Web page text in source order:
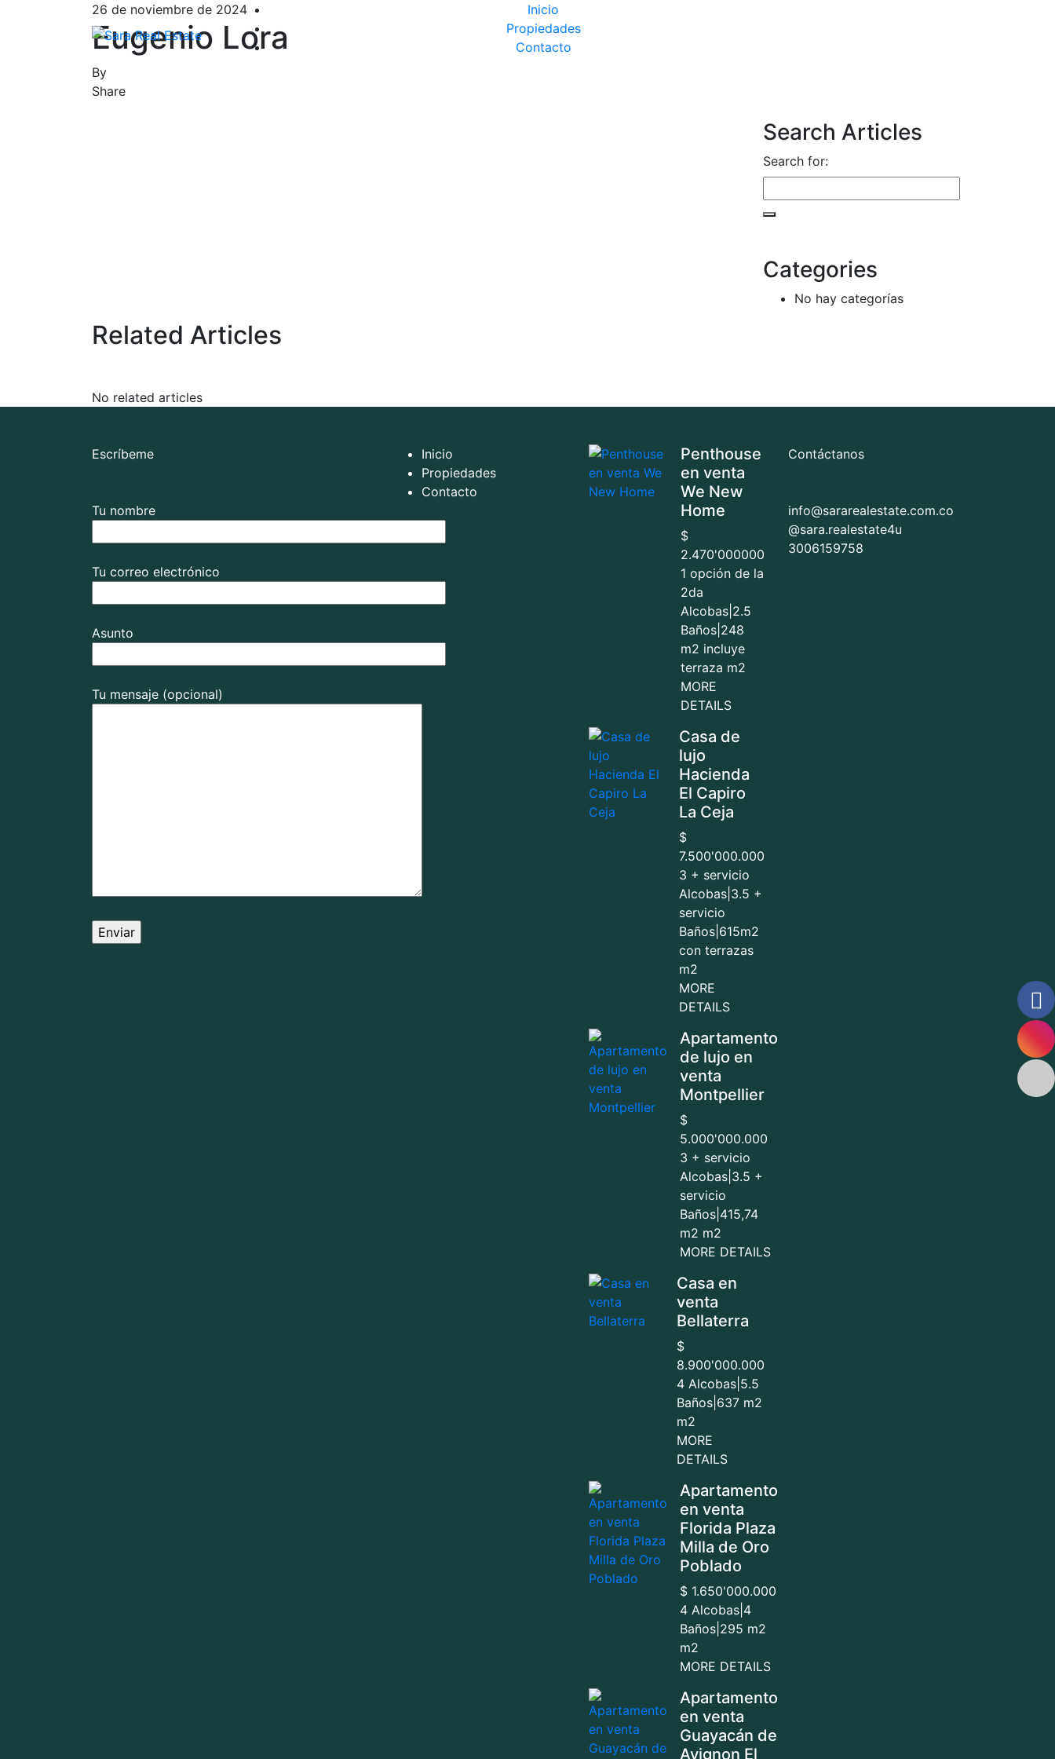
Inicio
Propiedades
Contacto
26 de noviembre de 2024
Eugenio Lora
By
Share
Search Articles
Search for:
Categories
No hay categorías
Related Articles
No related articles
Escríbeme
Tu nombre
Tu correo electrónico
Asunto
Tu mensaje (opcional)
Inicio
Propiedades
Contacto
Penthouse
en venta
We New
Home
$
2.470'000000
1 opción de la
2da
Alcobas| 2.5
Baños| 248
m2 incluye
terraza m2
MORE
DETAILS
Casa de
lujo
Hacienda
El Capiro
La Ceja
$
7.500'000.000
3 + servicio
Alcobas| 3.5 +
servicio
Baños| 615m2
con terrazas
m2
MORE
DETAILS
Apartamento
de lujo en
venta
Montpellier
$
5.000'000.000
3 + servicio
Alcobas 3.5 +
servicio
Baños 415,74
m2 m2
MORE DETAILS
Casa en
venta
Bellaterra
$
8.900'000.000
4 Alcobas| 5.5
Baños| 637 m2
m2
MORE
DETAILS
Apartamento
en venta
Florida Plaza
Milla de Oro
Poblado
$ 1.650'000.000
4 Alcobas 4
Baños 295 m2
m2
MORE DETAILS
Apartamento
en venta
Guayacán de
Avignon El
Contáctanos
info@sararealestate.com.co
@sara.realestate4u
3006159758